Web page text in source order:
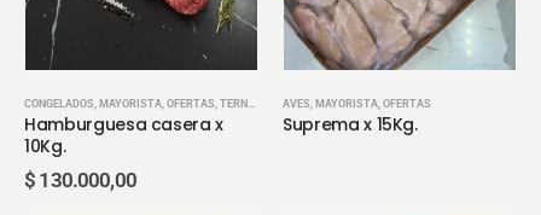
CONGELADOS MAYORISTA OFERTAS TERNERA
Hamburguesa casera x
10Kg.
$ 130.000,00
AVES MAYORISTA OFERTAS
Suprema x 15Kg.